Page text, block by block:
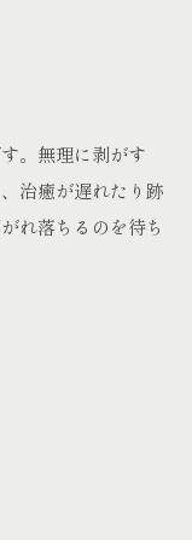
。無理に剥がす
治癒が遅れたり跡
れ落ちるのを待ち